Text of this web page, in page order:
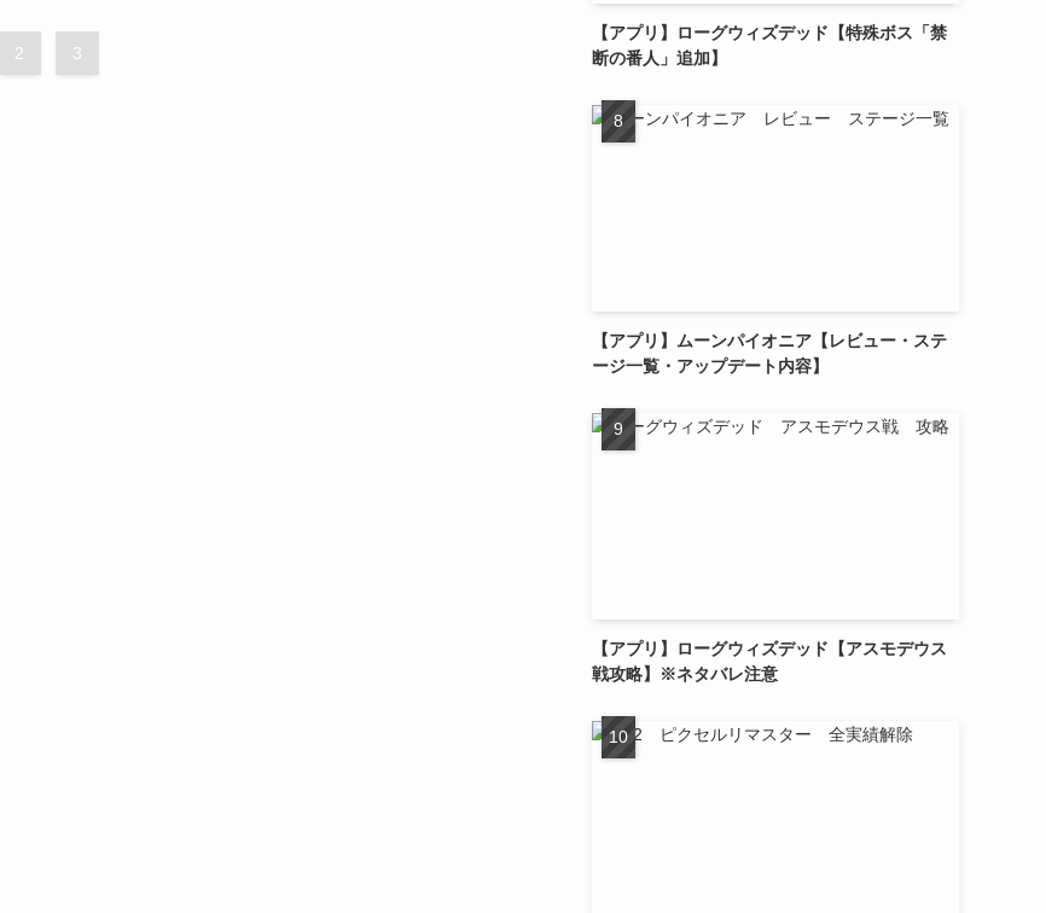
2 3
【アプリ】ローグウィズデッド【特殊ボス「禁
断の番人」追加】
【アプリ】ムーンパイオニア【レビュー・ステ
ージ一覧・アップデート内容】
【アプリ】ローグウィズデッド【アスモデウス
戦攻略】※ネタバレ注意